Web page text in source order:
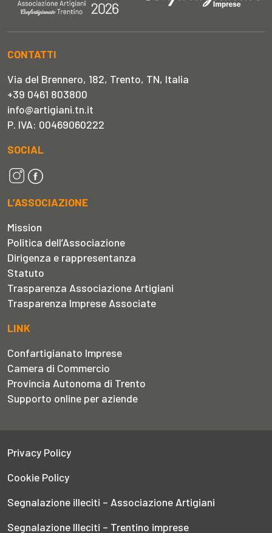
CONTATTI
Via del Brennero, 182, Trento, TN, Italia
+39 0461 803800
info@artigiani.tn.it
P. IVA: 00469060222
SOCIAL
L’ASSOCIAZIONE
Mission
Politica dell’Associazione
Dirigenza e rappresentanza
Statuto
Trasparenza Associazione Artigiani
Trasparenza Imprese Associate
LINK
Confartigianato Imprese
Camera di Commercio
Provincia Autonoma di Trento
Supporto online per aziende
Privacy Policy
Cookie Policy
Segnalazione illeciti – Associazione Artigiani
Segnalazione Illeciti – Trentino imprese